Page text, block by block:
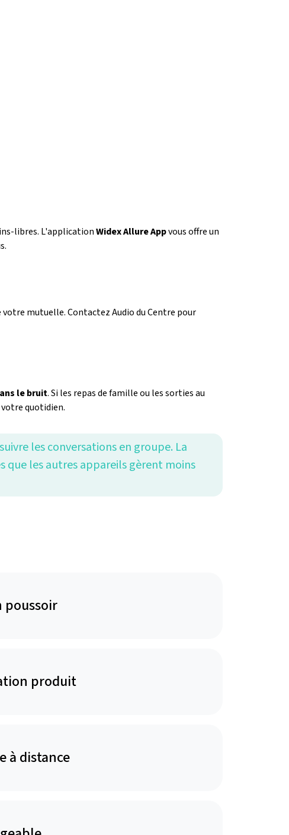
libres. L'applicationWidex Allure Appvous offre un
mutuelle. Contactez Audio du Centre pour
le bruit. Si les repas de famille ou les sorties au
quotidien.
les conversations en groupe. La
que les autres appareils gèrent moins
poussoir
produit
à distance